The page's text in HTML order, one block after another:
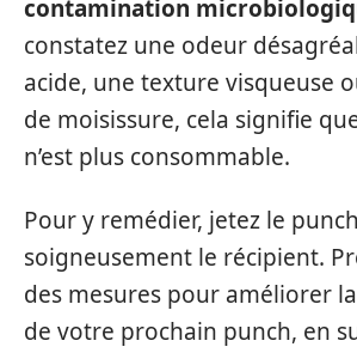
contamination
constatez une odeur
acide, une texture visqueuse
de moisissure, cela signifie
n’est plus consommable.
Pour y remédier, jetez le
soigneusement le récipient.
des mesures pour améliorer
de votre prochain punch, en